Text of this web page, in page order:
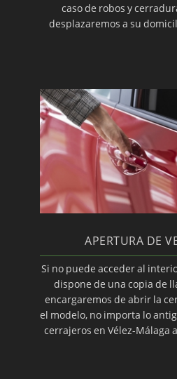
caso de robos y
desplazaremos a su
APERTURA DE
Si no puede acceder al
dispone de una copia de
encargaremos de abrir la
el modelo, no importa lo
cerrajeros en Vélez-Málaga